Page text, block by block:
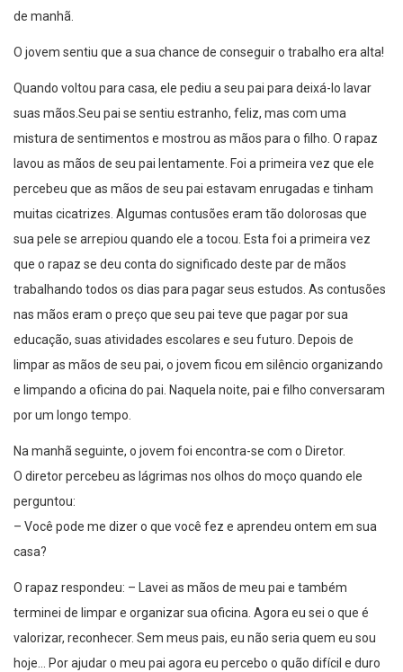
de manhã.
O jovem sentiu que a sua chance de conseguir o trabalho era alta!
Quando voltou para casa, ele pediu a seu pai para deixá-lo lavar
suas mãos.Seu pai se sentiu estranho, feliz, mas com uma
mistura de sentimentos e mostrou as mãos para o filho. O rapaz
lavou as mãos de seu pai lentamente. Foi a primeira vez que ele
percebeu que as mãos de seu pai estavam enrugadas e tinham
muitas cicatrizes. Algumas contusões eram tão dolorosas que
sua pele se arrepiou quando ele a tocou. Esta foi a primeira vez
que o rapaz se deu conta do significado deste par de mãos
trabalhando todos os dias para pagar seus estudos. As contusões
nas mãos eram o preço que seu pai teve que pagar por sua
educação, suas atividades escolares e seu futuro. Depois de
limpar as mãos de seu pai, o jovem ficou em silêncio organizando
e limpando a oficina do pai. Naquela noite, pai e filho conversaram
por um longo tempo.
Na manhã seguinte, o jovem foi encontra-se com o Diretor.
O diretor percebeu as lágrimas nos olhos do moço quando ele
perguntou:
– Você pode me dizer o que você fez e aprendeu ontem em sua
casa?
O rapaz respondeu: – Lavei as mãos de meu pai e também
terminei de limpar e organizar sua oficina. Agora eu sei o que é
valorizar, reconhecer. Sem meus pais, eu não seria quem eu sou
hoje… Por ajudar o meu pai agora eu percebo o quão difícil e duro